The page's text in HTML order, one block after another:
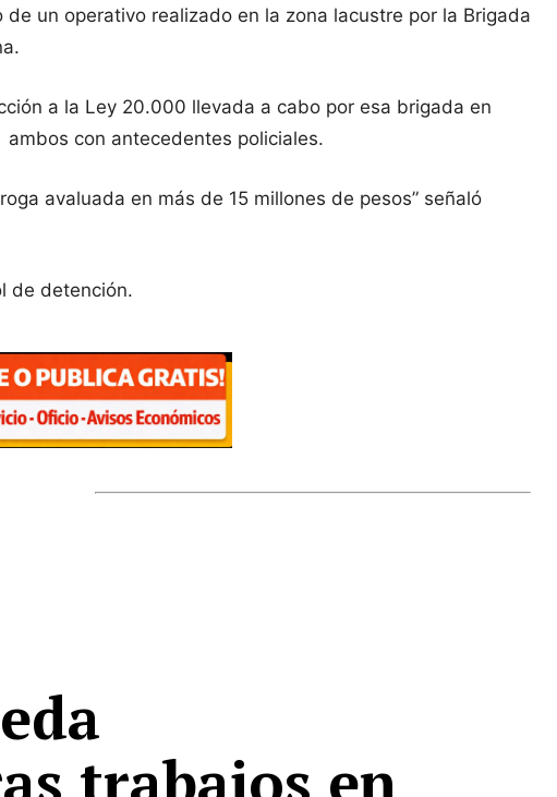
un operativo realizado en la zona lacustre por la Brigada
a la Ley 20.000 llevada a cabo por esa brigada en
con antecedentes policiales.
avaluada en más de 15 millones de pesos” señaló
de detención.